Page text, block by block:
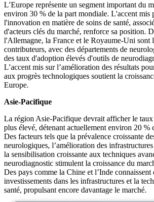
L’Europe représente un segment important du
environ 30 % de la part mondiale. L'accent mis
l'innovation en matière de soins de santé,
d'acteurs clés du marché, renforce sa position.
l'Allemagne, la France et le Royaume-Uni sont
contributeurs, avec des départements de
des taux d'adoption élevés d'outils de
L’accent mis sur l’amélioration des résultats
aux progrès technologiques soutient la
Europe.
Asie-Pacifique
La région Asie-Pacifique devrait afficher le taux
plus élevé, détenant actuellement environ 20 %
Des facteurs tels que la prévalence croissante
neurologiques, l’amélioration des
la sensibilisation croissante aux techniques
neurodiagnostic stimulent la croissance du
Des pays comme la Chine et l’Inde connaissent
investissements dans les infrastructures et la
santé, propulsant encore davantage le marché.